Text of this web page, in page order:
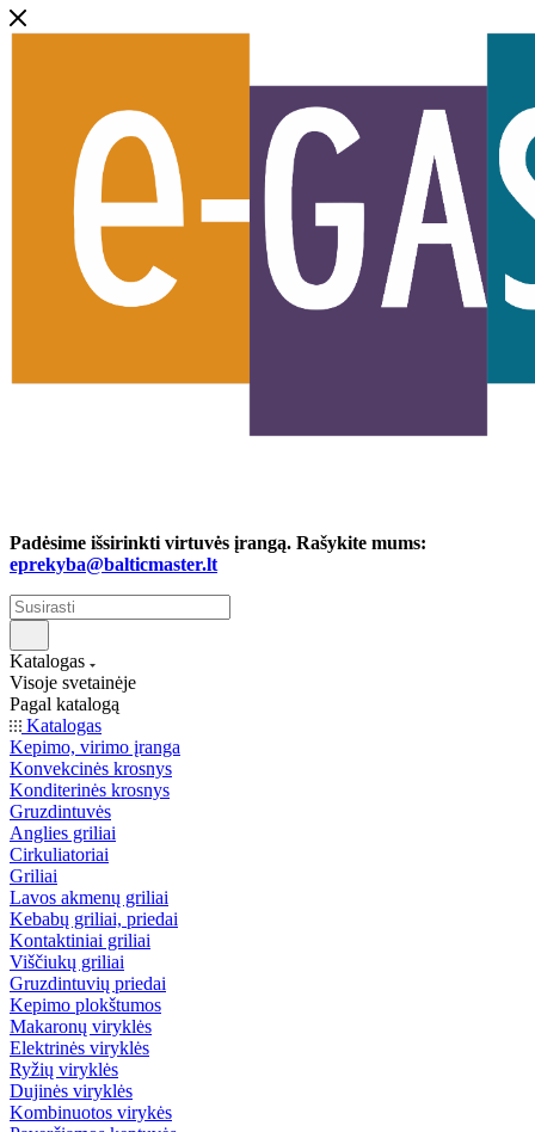
Padėsime išsirinkti virtuvės įrangą. Rašykite mums:
eprekyba@balticmaster.lt
Katalogas
Visoje svetainėje
Pagal katalogą
Katalogas
Kepimo, virimo įranga
Konvekcinės krosnys
Konditerinės krosnys
Gruzdintuvės
Anglies griliai
Cirkuliatoriai
Griliai
Lavos akmenų griliai
Kebabų griliai, priedai
Kontaktiniai griliai
Viščiukų griliai
Gruzdintuvių priedai
Kepimo plokštumos
Makaronų viryklės
Elektrinės viryklės
Ryžių viryklės
Dujinės viryklės
Kombinuotos virykės